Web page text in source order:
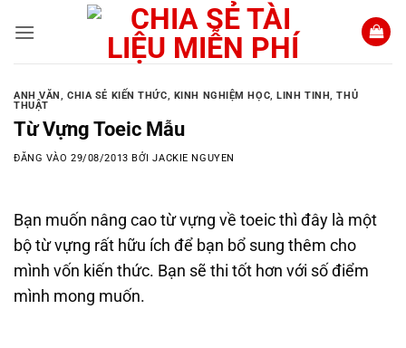
qua
ANH VĂN,CHIA SẺ KIẾN THỨC, KINH NGHIỆM HỌC,LINH TINH,THỦ
THUẬT
Từ Vựng Toeic Mẫu
ĐĂNG VÀO29/08/2013 BỞIJACKIE NGUYEN
Bạn muốn nâng cao từ vựng về toeic thì đây là một
bộ từ vựng rất hữu ích để bạn bổ sung thêm cho
mình vốn kiến thức. Bạn sẽ thi tốt hơn với số điểm
mình mong muốn.